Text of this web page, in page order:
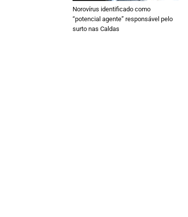
Norovírus identificado como
“potencial agente” responsável pelo
surto nas Caldas